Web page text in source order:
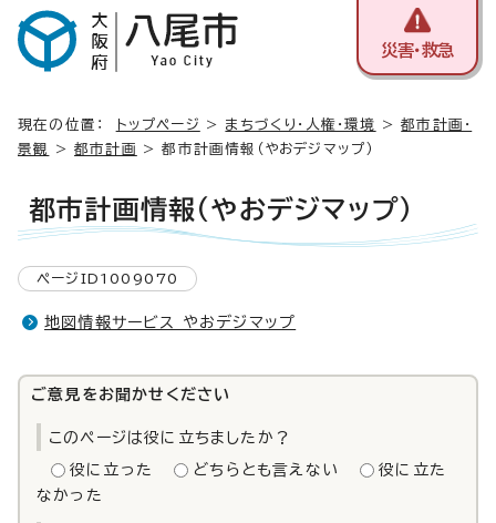
災害・救急
現在の位置： トップページ > まちづくり・人権・環境 >都市計画・
景観
>都市計画 > 都市計画情報（やおデジマップ）
都市計画情報（やおデジマップ）
ページID1009070
地図情報サービス やおデジマップ
ご意見をお聞かせください
このページは役に立ちましたか？
役に立った どちらとも言えない
役に立た
なかった